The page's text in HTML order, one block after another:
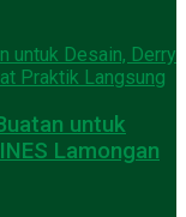
untuk
Lamongan